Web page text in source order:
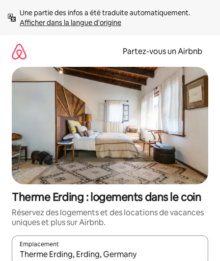
directement
Afficher dans la langue d'origine
Partez-vous un Airbnb
Therme Erding : logements dans le coin
Réservez des logements et des locations de vacances
uniques et plus sur Airbnb.
Emplacement
Quand les résultats sont affichés, parcourez-les en utilisant